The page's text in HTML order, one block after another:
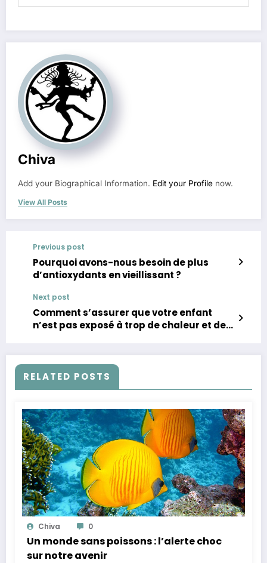
Chiva
Add your Biographical Information. Edit your Profile now.
View All Posts
Previous post
Pourquoi avons-nous besoin de plus
d’antioxydants en vieillissant ?
Next post
Comment s’assurer que votre enfant
n’est pas exposé à trop de chaleur et de
RELATED POSTS
Chiva 0
Un monde sans poissons : l’alerte choc
sur notre avenir